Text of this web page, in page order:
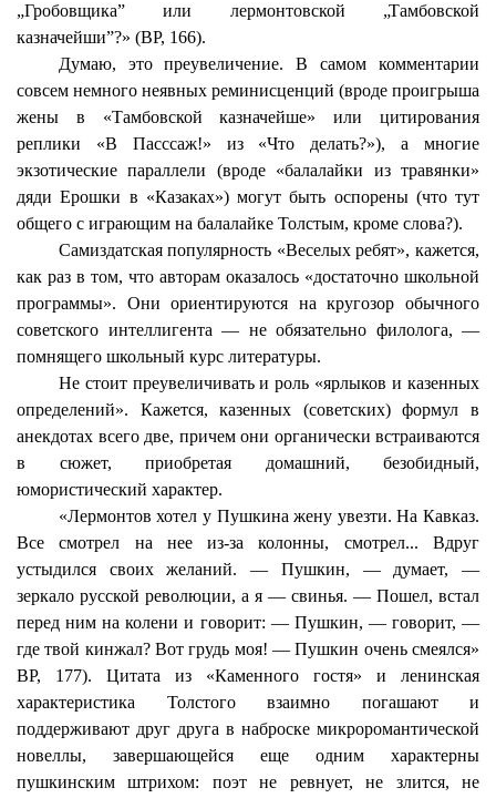
„Гробовщика” или лермонтовской „Тамбовской
казначейши”?» (ВР, 166).
Думаю, это преувеличение. В самом комментарии
совсем немного неявных реминисценций (вроде проигрыша
жены в «Тамбовской казначейше» или цитирования
реплики «В Пасссаж!» из «Что делать?»), а многие
экзотические параллели (вроде «балалайки из травянки»
дяди Ерошки в «Казаках») могут быть оспорены (что тут
общего с играющим на балалайке Толстым, кроме слова?).
Самиздатская популярность «Веселых ребят», кажется,
как раз в том, что авторам оказалось «достаточно школьной
программы». Они ориентируются на кругозор обычного
советского интеллигента — не обязательно филолога, —
помнящего школьный курс литературы.
Не стоит преувеличивать и роль «ярлыков и казенных
определений». Кажется, казенных (советских) формул в
анекдотах всего две, причем они органически встраиваются
в сюжет, приобретая домашний, безобидный,
юмористический характер.
«Лермонтов хотел у Пушкина жену увезти. На Кавказ.
Все смотрел на нее из-за колонны, смотрел... Вдруг
устыдился своих желаний. — Пушкин, — думает, —
зеркало русской революции, а я — свинья. — Пошел, встал
перед ним на колени и говорит: — Пушкин, — говорит, —
где твой кинжал? Вот грудь моя! — Пушкин очень смеялся»
ВР, 177). Цитата из «Каменного гостя» и ленинская
характеристика Толстого взаимно погашают и
поддерживают друг друга в наброске микроромантической
новеллы, завершающейся еще одним характерны
пушкинским штрихом: поэт не ревнует, не злится, не